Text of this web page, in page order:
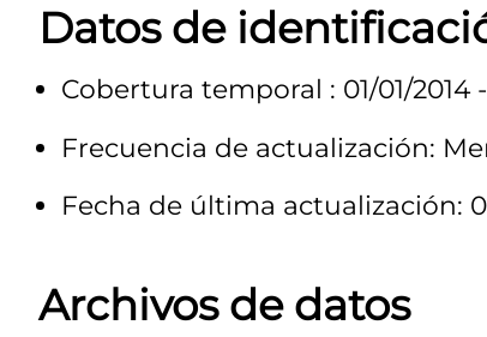
Datos de
Cobertura temporal : 01/01/2014 -
Frecuencia de actualización:
Fecha de última actualización:
Archivos de datos